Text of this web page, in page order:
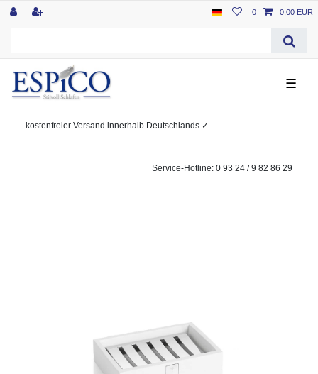
0 0,00 EUR
☰
kostenfreier Versand innerhalb Deutschlands ✓
Service-Hotline: 0 93 24 / 9 82 86 29